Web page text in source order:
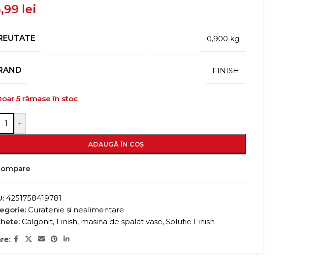
lei
0,900 kg
FINISH
5 rămase în stoc
+
ADAUGĂ ÎN COȘ
4251758419781
Curatenie si nealimentare
Calgonit, Finish, masina de spalat vase, Solutie Finish